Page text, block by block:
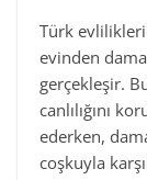
Türk
evinden
gerçekleşir.
canlılığını
ederken,
coşkuyla